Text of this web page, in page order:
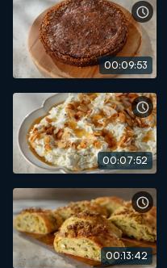
00:09:53
00:07:52
00:13:42